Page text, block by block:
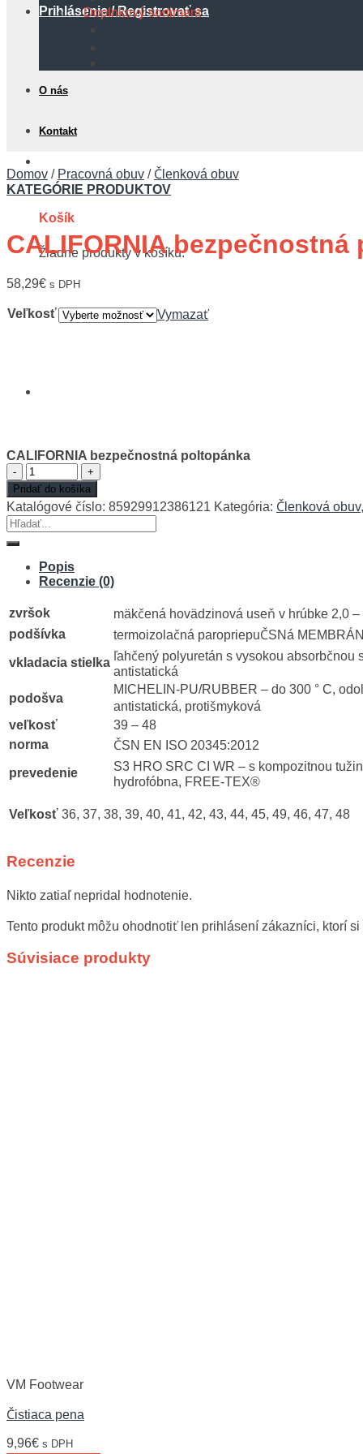
Prihlásenie / Registrovať sa
Košík
Žiadne produkty v košíku.
Doplnkový sortiment
O nás
Kontakt
Domov / Pracovná obuv / Členková obuv
KATEGÓRIE PRODUKTOV
CALIFORNIA bezpečnostná
58,29€ s DPH
Veľkosť Vymazať
CALIFORNIA bezpečnostná poltopánka
množstvo
CALIFORNIA
bezpečnostná
poltopánka
Pridať do košíka
Katalógové číslo: 85929912386121 Kategória: Členková obuv,
Hľadať:
Popis
Recenzie (0)
zvršok
mäkčená hovädzinová useň v hrúbke 2,0 –
podšívka
termoizolačná paropriepuČSNá
vkladacia stielka ľahčený polyuretán s vysokou absorbčnou
antistatická
podošva
MICHELIN-PU/RUBBER – do 300 ° C,
antistatická, protišmyková
veľkosť
39 – 48
norma
ČSN EN ISO 20345:2012
prevedenie
S3 HRO SRC CI WR – s kompozitnou
hydrofóbna, FREE-TEX®
Veľkosť 36, 37, 38, 39, 40, 41, 42, 43, 44, 45, 49, 46, 47, 48
Recenzie
Nikto zatiaľ nepridal hodnotenie.
Tento produkt môžu ohodnotiť len prihlásení zákazníci, ktorí si
Súvisiace produkty
VM Footwear
Čistiaca pena
9,96€ s DPH